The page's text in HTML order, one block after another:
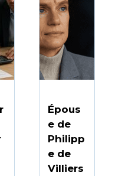
Épous
e de
Philipp
e de
Villiers